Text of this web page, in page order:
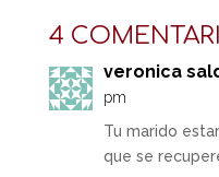
4
veronica
pm
Tu marido
que se